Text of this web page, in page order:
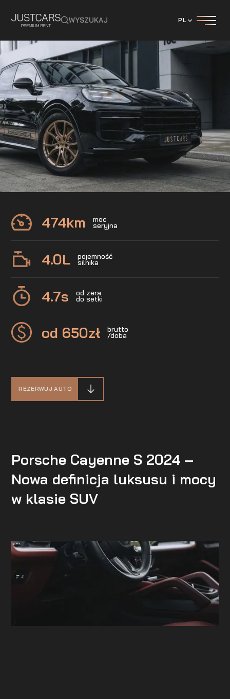
WYSZUKAJ PL
PORSCHE
CAYENNE S
474km moc
seryjna
4.0L pojemność
silnika
4.7s od zera
do setki
od 650zł brutto
/doba
REZERWUJ AUTO
Porsche Cayenne S 2024 –
Nowa definicja luksusu i mocy
w klasie SUV